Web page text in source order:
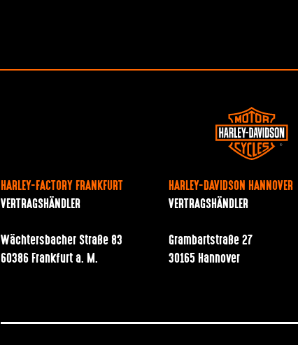
HARLEY-FACTORY FRANKFURT
VERTRAGSHÄNDLER
Wächtersbacher Straße 83
60386 Frankfurt a. M.
HARLEY-DAVIDSON HANNOVER
VERTRAGSHÄNDLER
Grambartstraße 27
30165 Hannover